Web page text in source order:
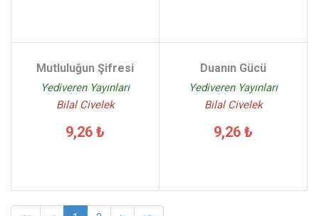
Mutluluğun Şifresi
Yediveren Yayınları
Bilal Civelek
9,26 ₺
Duanın Gücü
Yediveren Yayınları
Bilal Civelek
9,26 ₺